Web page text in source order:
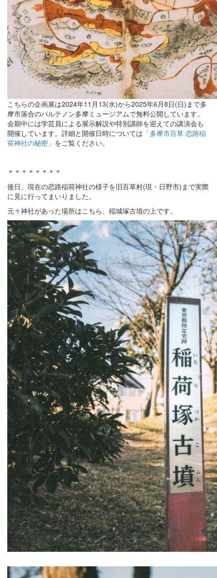
こちらの企画展は2024年11月13(水)から2025年6月8日(日)まで多
摩市落合のパルテノン多摩ミュージアムで無料公開しています。
会期中には学芸員による展示解説や特別講師を迎えての講演会も
開催しています。詳細と開催日時については 「多摩市百草 恋路稲
荷神社の秘密」 をご覧ください。
＊＊＊＊＊＊＊＊
後日、現在の恋路稲荷神社の様子を旧百草村(現・日野市)まで実際
に見に行ってまいりました。
元々神社があった場所はこちら、稲城塚古墳の上です。